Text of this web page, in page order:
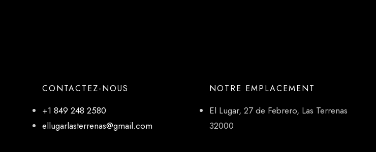
CONTACTEZ-NOUS
+1 849 248 2580
ellugarlasterrenas@gmail.com
NOTRE EMPLACEMENT
El Lugar, 27 de Febrero, Las Terrenas
32000